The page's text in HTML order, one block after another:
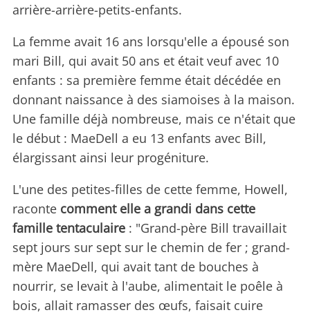
arrière-arrière-petits-enfants.
La femme avait 16 ans lorsqu'elle a épousé son
mari Bill, qui avait 50 ans et était veuf avec 10
enfants : sa première femme était décédée en
donnant naissance à des siamoises à la maison.
Une famille déjà nombreuse, mais ce n'était que
le début : MaeDell a eu 13 enfants avec Bill,
élargissant ainsi leur progéniture.
L'une des petites-filles de cette femme, Howell,
raconte comment elle a grandi dans cette
famille tentaculaire : "Grand-père Bill travaillait
sept jours sur sept sur le chemin de fer ; grand-
mère MaeDell, qui avait tant de bouches à
nourrir, se levait à l'aube, alimentait le poêle à
bois, allait ramasser des œufs, faisait cuire